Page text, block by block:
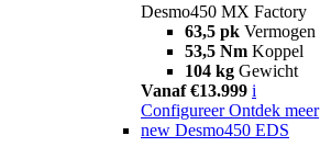
Desmo450 MX Factory
63,5 pk Vermogen
53,5 Nm Koppel
104 kg Gewicht
Vanaf €13.999 i
Configureer Ontdek meer
new Desmo450 EDS